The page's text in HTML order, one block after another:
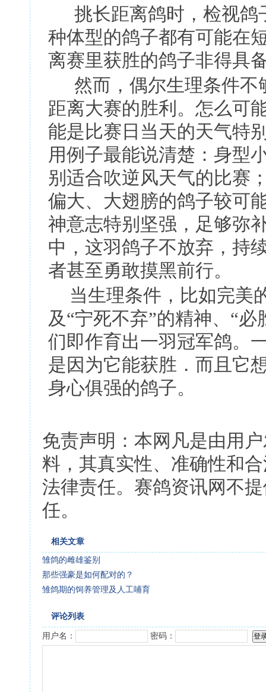
挑长距离鸽时，检视
种体型的鸽子都有可能在
离赛里获胜的鸽子非得具
然而，偶尔生理条件
距离大赛的胜利。怎么可
能是比赛日当天的天气特
用例子最能说清楚：身型
别适合吹逆风天气的比赛
偏大、大翅膀的鸽子较可
神意志特别坚强，足够弥
中，这羽鸽子不放弃，持
者甚至勇敢摸黑前行。
当生理条件，比如完美
及 “宁死不弃”的精神、 “必
们即作育出一羽冠军鸽。
是因为它能获胜．而且它
身心俱强的鸽子。
免责声明：本网凡是由用
料，其真实性、准确性和
法律责任。赛鸽资讯网不
任。
相关文章
雏鸽的雌雄鉴别
那些强豪是如何配对的？
雏鸽期的饲养管理及人工哺育
评论列表
用户名： 密码：